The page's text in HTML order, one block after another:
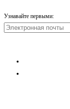
Узнавайте первыми: